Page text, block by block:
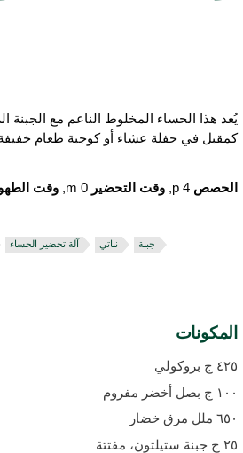
هذا الحساء المخلوط الناعم مع الجبنة
في حفلة عشاء أو كوجبة طعام خفيفة.
4 p, وقت التحضير 0 m, وقت الطهو:
آلة تحضير الحساء نباتي
جبنة
ج بروكولي
أخضر مفروم
مرق خضار
مفتتة